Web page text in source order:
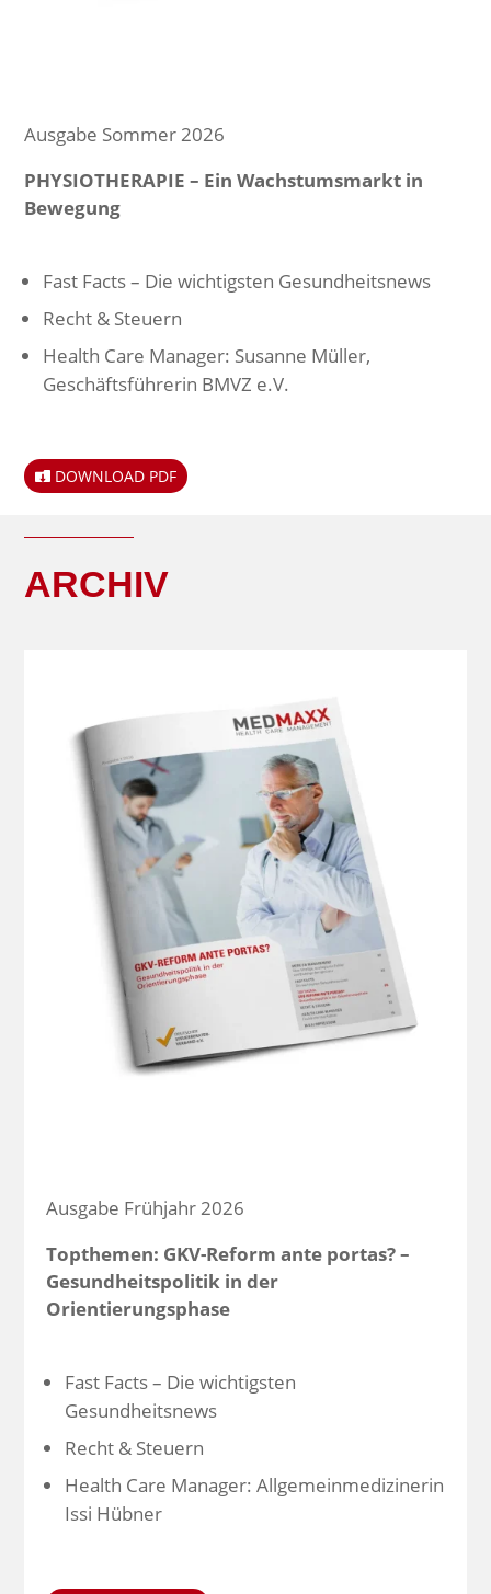
Ausgabe Sommer 2026
PHYSIOTHERAPIE – Ein Wachstumsmarkt in
Bewegung
Fast Facts – Die wichtigsten Gesundheitsnews
Recht & Steuern
Health Care Manager: Susanne Müller,
Geschäftsführerin BMVZ e.V.
DOWNLOAD PDF
ARCHIV
Ausgabe Frühjahr 2026
Topthemen: GKV-Reform ante portas? –
Gesundheitspolitik in der
Orientierungsphase
Fast Facts – Die wichtigsten
Gesundheitsnews
Recht & Steuern
Health Care Manager: Allgemeinmedizinerin
Issi Hübner